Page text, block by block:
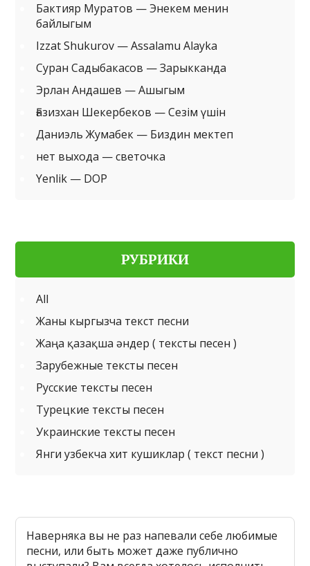
Бактияр Муратов — Энекем менин
байлыгым
Izzat Shukurov — Assalamu Alayka
Суран Садыбакасов — Зарыкканда
Эрлан Андашев — Ашыгым
Ғазизхан Шекербеков — Сезім үшін
Даниэль Жумабек — Биздин мектеп
нет выхода — светочка
Yenlik — DOP
РУБРИКИ
All
Жаны кыргызча текст песни
Жаңа қазақша әндер ( тексты песен )
Зарубежные тексты песен
Русские тексты песен
Турецкие тексты песен
Украинские тексты песен
Янги узбекча хит кушиклар ( текст песни )
Наверняка вы не раз напевали себе любимые
песни, или быть может даже публично